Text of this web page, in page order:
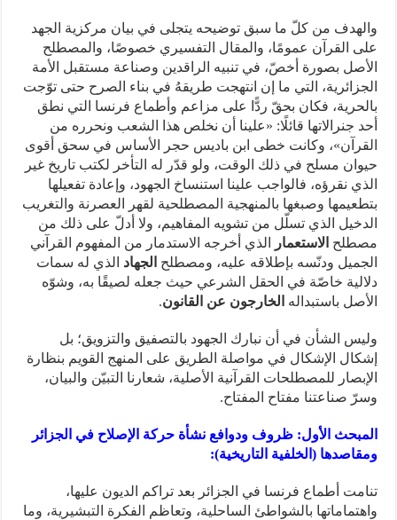
والهدف من كلّ ما سبق توضيحه يتجلى في بيان مركزية الجهد
على القرآن عمومًا، والمقال التفسيري خصوصًا، والمصطلح
الأصل بصورة أخصّ، في تنبيه الراقدين وصناعة مستقبل الأمة
الجزائرية، التي ما إن انتهجت طريقهُ في بناء الصرح حتى توّجت
بالحرية، فكان بحقّ ردًّا على مزاعم وأطماع فرنسا التي نطق
أحد جنرالاتها قائلًا: «علينا أن نخلص هذا الشعب ونحرره من
القرآن»، وكانت خطى ابن باديس حجر الأساس في سحق أقوى
حيوان مسلح في ذلك الوقت، ولو قدّر له التأخر لكتب تاريخ غير
الذي نقرؤه، فالواجب علينا استنساخ الجهود، وإعادة تفعيلها
بتطعيمها وصبغها بالمنهجية المصطلحية لقهر العصرنة والتغريب
الدخيل الذي تسلّل من تشويه المفاهيم، ولا أدلّ على ذلك من
مصطلح الاستعمار
الذي أخرجه الاستدمار من المفهوم القرآني
الجميل ودنّسه بإطلاقه عليه، ومصطلح الجهاد الذي له سمات
دلالية خاصّة في الحقل الشرعي حيث جعله لصيقًا به، وشوّه
الأصل باستبداله الخارجون عن القانون.
وليس الشأن في أن نبارك الجهود بالتصفيق والتزويق؛ بل
إشكال الإشكال في مواصلة الطريق على المنهج القويم بنظارة
الإبصار للمصطلحات القرآنية الأصلية، شعارنا التبيّن والبيان،
وسرّ صناعتنا مفتاح المفتاح.
المبحث الأول: ظروف ودوافع نشأة حركة الإصلاح في الجزائر
ومقاصدها (الخلفية التاريخية):
تنامت أطماع فرنسا في الجزائر بعد تراكم الديون عليها،
واهتماماتها بالشواطئ الساحلية، وتعاظم الفكرة التبشيرية، وما